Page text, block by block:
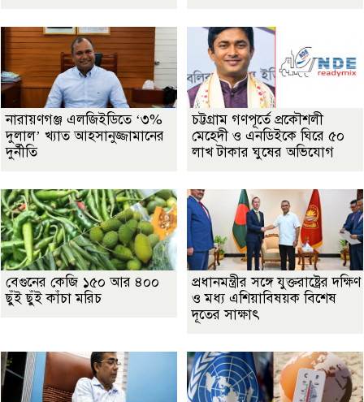
নারায়ণগঞ্জ এলজিইডিতে ‘৩%
দুলাল’ খ্যাত আহসানুজ্জামানের
দুর্নীতি
চট্টগ্রাম গণপূর্তে প্রকৌশলী
মেহেদী ও এনডিইকে ঘিরে ৫০
লাখ টাকার ঘুষের অভিযোগ
বেগুনের কেজি ১৫০ আর ৪০০
ছুঁই ছুঁই কাঁচা মরিচ
প্রধানমন্ত্রীর সঙ্গে যুক্তরাষ্ট্রের দক্ষিণ
ও মধ্য এশিয়াবিষয়ক বিশেষ
দূতের সাক্ষাৎ